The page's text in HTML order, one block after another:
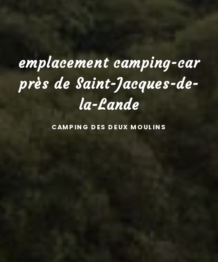
emplacement camping-car
près de Saint-Jacques-de-
la-Lande
CAMPING DES DEUX MOULINS